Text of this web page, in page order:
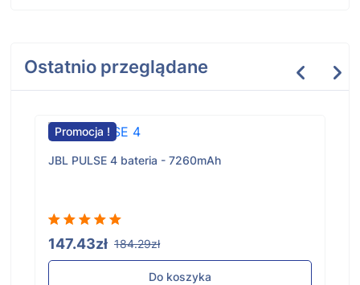
Ostatnio przeglądane
Promocja !
JBL PULSE 4 bateria - 7260mAh
147.43zł 184.29zł
Do koszyka